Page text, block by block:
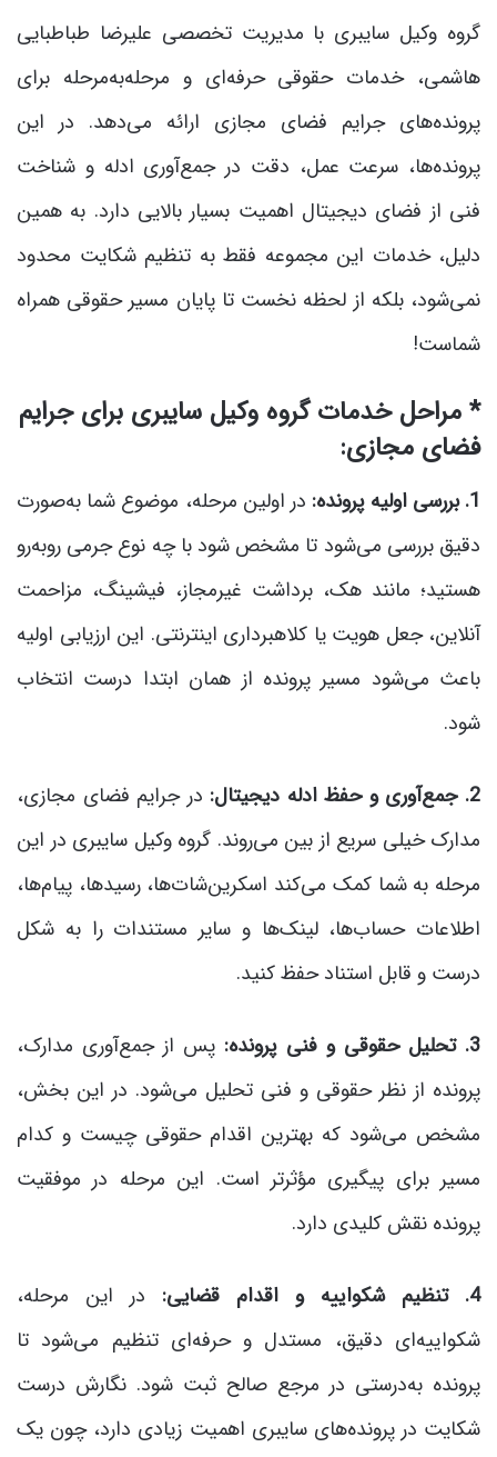
گروه وکیل سایبری با مدیریت تخصصی علیرضا طباطبایی
هاشمی، خدمات حقوقی حرفه‌ای و مرحله‌به‌مرحله برای
پرونده‌های جرایم فضای مجازی ارائه می‌دهد. در این
پرونده‌ها، سرعت عمل، دقت در جمع‌آوری ادله و شناخت
فنی از فضای دیجیتال اهمیت بسیار بالایی دارد. به همین
دلیل، خدمات این مجموعه فقط به تنظیم شکایت محدود
نمی‌شود، بلکه از لحظه نخست تا پایان مسیر حقوقی همراه
شماست!
* مراحل خدمات گروه وکیل سایبری برای جرایم
فضای مجازی:
1. بررسی اولیه پرونده:
در اولین مرحله، موضوع شما به‌صورت
دقیق بررسی می‌شود تا مشخص شود با چه نوع جرمی روبه‌رو
هستید؛ مانند هک، برداشت غیرمجاز، فیشینگ، مزاحمت
آنلاین، جعل هویت یا کلاهبرداری اینترنتی. این ارزیابی اولیه
باعث می‌شود مسیر پرونده از همان ابتدا درست انتخاب
شود.
2. جمع‌آوری و حفظ ادله دیجیتال:
در جرایم فضای مجازی،
مدارک خیلی سریع از بین می‌روند. گروه وکیل سایبری در این
مرحله به شما کمک می‌کند اسکرین‌شات‌ها، رسیدها، پیام‌ها،
اطلاعات حساب‌ها، لینک‌ها و سایر مستندات را به شکل
درست و قابل استناد حفظ کنید.
3. تحلیل حقوقی و فنی پرونده:
پس از جمع‌آوری مدارک،
پرونده از نظر حقوقی و فنی تحلیل می‌شود. در این بخش،
مشخص می‌شود که بهترین اقدام حقوقی چیست و کدام
مسیر برای پیگیری مؤثرتر است. این مرحله در موفقیت
پرونده نقش کلیدی دارد.
4. تنظیم شکواییه و اقدام قضایی:
در این مرحله،
شکواییه‌ای دقیق، مستدل و حرفه‌ای تنظیم می‌شود تا
پرونده به‌درستی در مرجع صالح ثبت شود. نگارش درست
شکایت در پرونده‌های سایبری اهمیت زیادی دارد، چون یک